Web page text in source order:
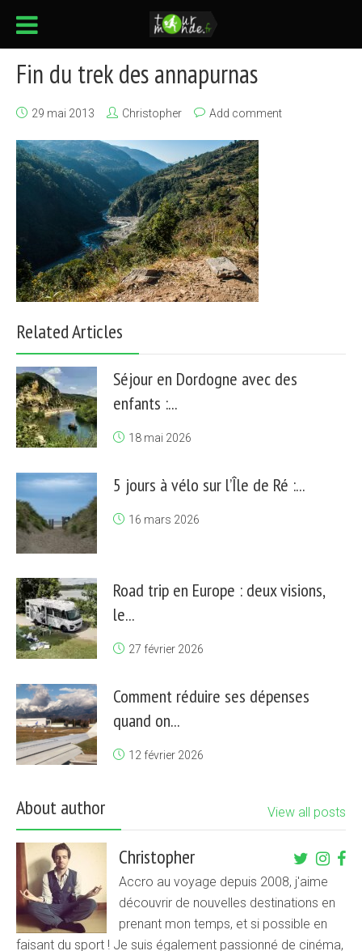
Fin du trek des annapurnas
29 mai 2013 Christopher Add comment
Related Articles
Séjour en Dordogne avec des
enfants :...
18 mai 2026
5 jours à vélo sur l’Île de Ré :...
16 mars 2026
Road trip en Europe : deux visions,
le...
27 février 2026
Comment réduire ses dépenses
quand on...
12 février 2026
About author View all posts
Christopher
Accro au voyage depuis 2008, j'aime
découvrir de nouvelles destinations en
prenant mon temps, et si possible en
faisant du sport ! Je suis également passionné de cinéma,